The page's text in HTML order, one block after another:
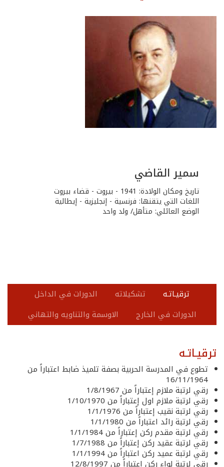
سمير القاضي
تاريخ ومكان الولادة: 1941 - بيروت - قضاء بيروت
اللغات التي يتقنها: فرنسية - إنجليزية - إيطالية
الوضع العائلي: متأهل/ ولد واحد
ترقيـاتـه تشكيلاته
الدورات في الداخل
الدورات في الخارج
الاوسمة والتناويه والتهاني
ترقيـاتـه
تطوع في المدرسة الحربية بصفة تلميذ ضابط اعتباراً من
16/11/1964
رقي لرتبة ملازم إعتباراً من 1/8/1967
رقي لرتبة ملازم اول إعتباراً من 1/10/1970
رقي لرتبة نقيب إعتباراً من 1/1/1976
رقي لرتبة رائد اعتباراً من 1/1/1980
رقي لرتبة مقدم ركن إعتباراً من 1/1/1984
رقي لرتبة عقيد ركن إعتباراً من 1/7/1988
رقي لرتبة عميد ركن اعتباراً من 1/1/1994
رقي لرتبة لواء ركن اعتباراً من 12/8/1997